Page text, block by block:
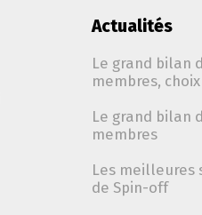
Actualités
Le grand bilan
membres,
Le grand bilan
membres
Les meilleures
de Spin-off